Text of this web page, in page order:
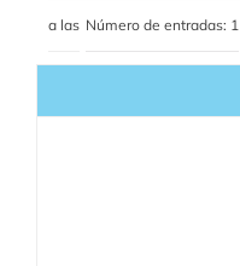
a las Número de entradas: 1